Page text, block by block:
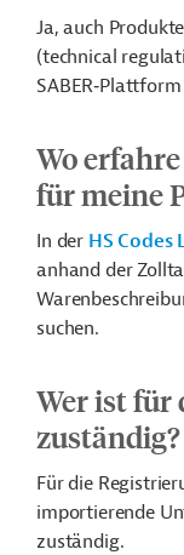
Ja, auch
(technical
Wo
für meine
In der HS Codes
anhand der
suchen.
Wer ist für
zuständig?
Für die
importierende
zuständig.